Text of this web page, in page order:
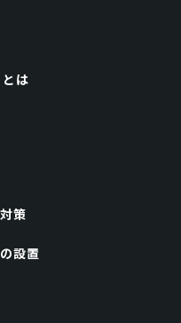
は
策
設置